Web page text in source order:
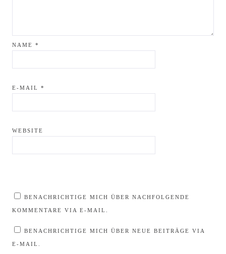
NAME *
E-MAIL *
WEBSITE
BENACHRICHTIGE MICH ÜBER NACHFOLGENDE
KOMMENTARE VIA E-MAIL.
BENACHRICHTIGE MICH ÜBER NEUE BEITRÄGE VIA
E-MAIL.